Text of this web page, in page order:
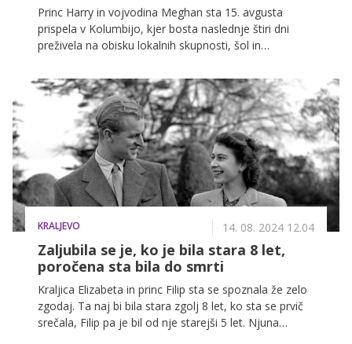
Princ Harry in vojvodina Meghan sta 15. avgusta
prispela v Kolumbijo, kjer bosta naslednje štiri dni
preživela na obisku lokalnih skupnosti, šol in
potovanje v to latinskoameriško državo, na katerem
pa se jima nista pridružila njuna otroka, princ Archie in
princesa Lilibet.
KRALJEVO 14. 08. 2024 12.04
Zaljubila se je, ko je bila stara 8 let,
poročena sta bila do smrti
Kraljica Elizabeta in princ Filip sta se spoznala že zelo
zgodaj. Ta naj bi bila stara zgolj 8 let, ko sta se prvič
srečala, Filip pa je bil od nje starejši 5 let. Njuna